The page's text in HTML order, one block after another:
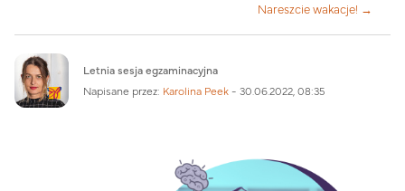
Nareszcie wakacje! →
Letnia sesja egzaminacyjna
Napisane przez: Karolina Peek - 30.06.2022, 08:35
Liczba odpowiedzi: 0